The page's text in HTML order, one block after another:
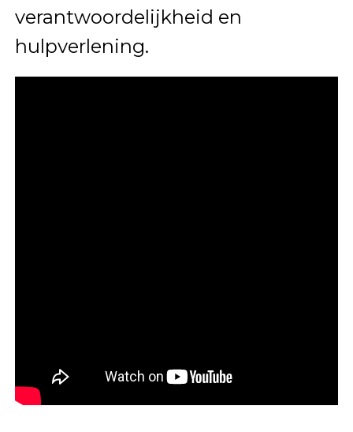
verantwoordelijkheid en
hulpverlening.